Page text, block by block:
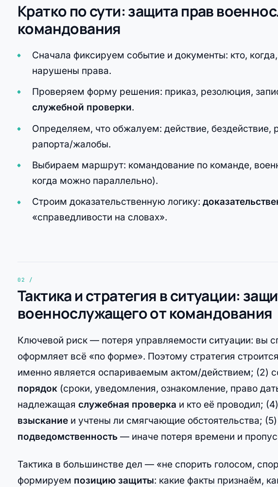
Кратко по сути: защита прав
командования
Сначала фиксируем событие и документы: кто,
нарушены права.
Проверяем форму решения: приказ, резолюция,
служебной проверки.
Определяем, что обжалуем: действие, бездействие,
рапорта/жалобы.
Выбираем маршрут: командование по команде,
когда можно параллельно).
Строим доказательственную логику:
«справедливости на словах».
Тактика и стратегия в ситуации:
военнослужащего от командования
Ключевой риск — потеря управляемости ситуации: вы
оформляет всё «по форме». Поэтому стратегия
именно является оспариваемым актом/действием; (2)
порядок (сроки, уведомления, ознакомление, право
надлежащая служебная проверка и кто её проводил;
взыскание и учтены ли смягчающие обстоятельства;
подведомственность — иначе потеря времени и
Тактика в большинстве дел — «не спорить голосом,
формируем позицию защиты: какие факты признаём,